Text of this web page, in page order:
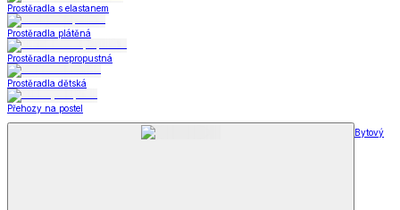
Prostěradla s elastanem
Prostěradla plátěná
Prostěradla nepropustná
Prostěradla dětská
Přehozy na postel
Bytový